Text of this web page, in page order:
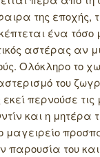
της εποχής,
ένα
αστέρας αν
Ολόκληρο το
του
περνούσε τις
και η μητέρα
μαγειρείο
παρουσία του